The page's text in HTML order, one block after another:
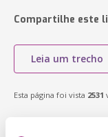
Compartilhe este
Leia um trecho
Esta página foi vista 2531